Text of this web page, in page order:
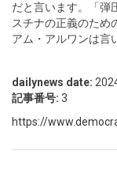
だと言います。「弾
スチナの正義のため
アム・アルワンは言
dailynews date:
記事番号: 3
https://